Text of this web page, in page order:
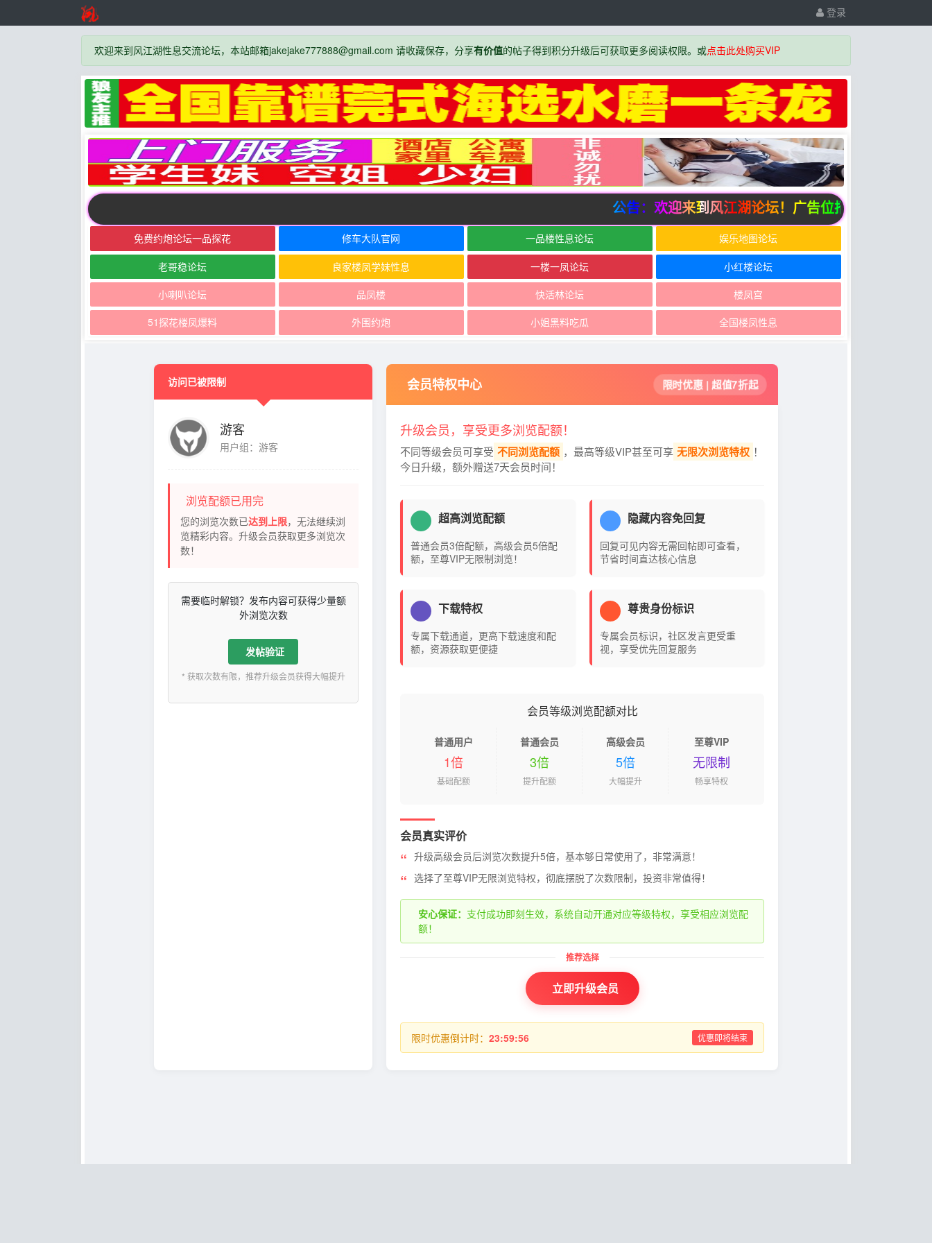
登录
欢迎来到风江湖性息交流论坛，本站邮箱jakejake777888@gmail.com 请收藏保存，分享有价值的帖子得到积分升级后可获取更多阅读权限。或点击此处购买VIP
公告：欢迎来到风江湖论坛！广告位招商中
免费约炮论坛一品探花 修车大队官网 一品楼性息论坛 娱乐地图论坛
老哥稳论坛 良家楼凤学妹性息 一楼一凤论坛 小红楼论坛
小喇叭论坛 品凤楼 快活林论坛 楼凤宫
51探花楼凤爆料 外围约炮 小姐黑料吃瓜 全国楼凤性息
访问已被限制
游客
用户组：游客
浏览配额已用完
您的浏览次数已达到上限，无法继续浏
览精彩内容。升级会员获取更多浏览次
数！
需要临时解锁？发布内容可获得少量额
外浏览次数
发帖验证
* 获取次数有限，推荐升级会员获得大幅提升
会员特权中心 限时优惠 | 超值7折起
升级会员，享受更多浏览配额！
不同等级会员可享受 不同浏览配额 ，最高等级VIP甚至可享 无限次浏览特权 ！
今日升级，额外赠送7天会员时间！
超高浏览配额
普通会员3倍配额，高级会员5倍配
额，至尊VIP无限制浏览！
隐藏内容免回复
回复可见内容无需回帖即可查看，
节省时间直达核心信息
下载特权
专属下载通道，更高下载速度和配
额，资源获取更便捷
尊贵身份标识
专属会员标识，社区发言更受重
视，享受优先回复服务
会员等级浏览配额对比
普通用户
1倍
基础配额
普通会员
3倍
提升配额
高级会员
5倍
大幅提升
至尊VIP
无限制
畅享特权
会员真实评价
升级高级会员后浏览次数提升5倍，基本够日常使用了，非常满意！
选择了至尊VIP无限浏览特权，彻底摆脱了次数限制，投资非常值得！
安心保证： 支付成功即刻生效，系统自动开通对应等级特权，享受相应浏览配
额！
立即升级会员
限时优惠倒计时： 23:59:55 优惠即将结束